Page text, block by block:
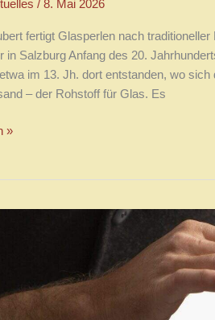
/ 8. Mai 2026
fertigt Glasperlen nach
in Salzburg Anfang des 20.
im 13. Jh. dort entstanden, wo
– der Rohstoff für Glas. Es
»